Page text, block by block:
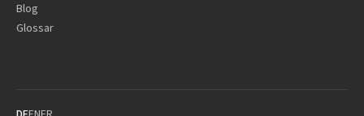
Blog
Glossar